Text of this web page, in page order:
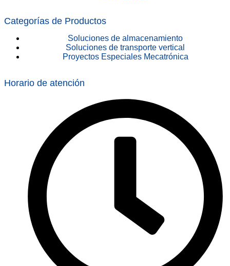
Categorías de Productos
Soluciones de almacenamiento
Soluciones de transporte vertical
Proyectos Especiales Mecatrónica
Horario de atención